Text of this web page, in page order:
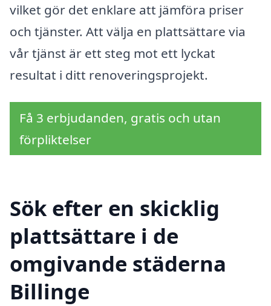
vilket gör det enklare att jämföra priser
och tjänster. Att välja en plattsättare via
vår tjänst är ett steg mot ett lyckat
resultat i ditt renoveringsprojekt.
Få 3 erbjudanden, gratis och utan
förpliktelser
Sök efter en skicklig
plattsättare i de
omgivande städerna
Billinge